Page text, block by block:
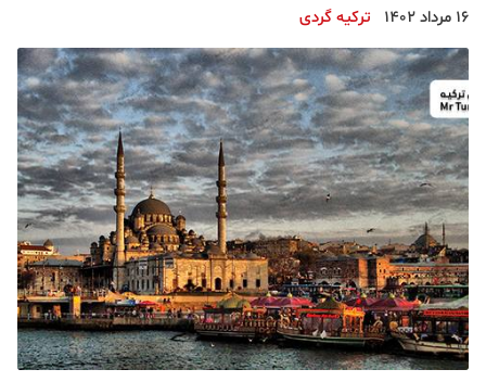
قبرس
16 مرداد 1402 ترکیه گردی